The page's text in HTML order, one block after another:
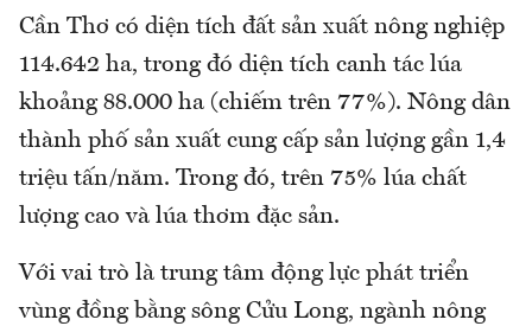
Cần Thơ có diện tích đất sản xuất nông nghiệp
114.642 ha, trong đó diện tích canh tác lúa
khoảng 88.000 ha (chiếm trên 77%). Nông dân
thành phố sản xuất cung cấp sản lượng gần 1,4
triệu tấn/năm. Trong đó, trên 75% lúa chất
lượng cao và lúa thơm đặc sản.
Với vai trò là trung tâm động lực phát triển
vùng đồng bằng sông Cửu Long, ngành nông